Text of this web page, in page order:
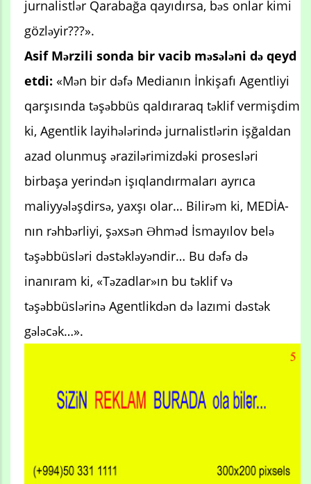
jurnalistlər Qarabağa qayıdırsa, bəs onlar kimi
gözləyir???».
Asif Mərzili sonda bir vacib məsələni də qeyd
etdi: «Mən bir dəfə Medianın İnkişafı Agentliyi
qarşısında təşəbbüs qaldıraraq təklif vermişdim
ki, Agentlik layihələrində jurnalistlərin işğaldan
azad olunmuş ərazilərimizdəki prosesləri
birbaşa yerindən işıqlandırmaları ayrıca
maliyyələşdirsə, yaxşı olar… Bilirəm ki, MEDİA-
nın rəhbərliyi, şəxsən Əhməd İsmayılov belə
təşəbbüsləri dəstəkləyəndir… Bu dəfə də
inanıram ki, «Təzadlar»ın bu təklif və
təşəbbüslərinə Agentlikdən də lazımi dəstək
gələcək…».